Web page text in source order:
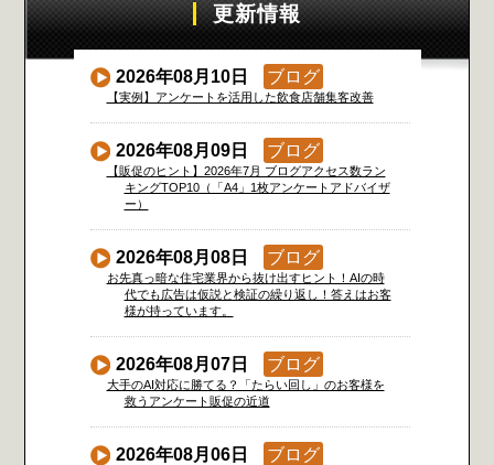
更新情報
2026年08月10日 ブログ
【実例】アンケートを活用した飲食店舗集客改善
2026年08月09日 ブログ
【販促のヒント】2026年7月 ブログアクセス数ラン
キングTOP10（「A4」1枚アンケートアドバイザ
ー）
2026年08月08日 ブログ
お先真っ暗な住宅業界から抜け出すヒント！AIの時
代でも広告は仮説と検証の繰り返し！答えはお客
様が持っています。
2026年08月07日 ブログ
大手のAI対応に勝てる？「たらい回し」のお客様を
救うアンケート販促の近道
2026年08月06日 ブログ